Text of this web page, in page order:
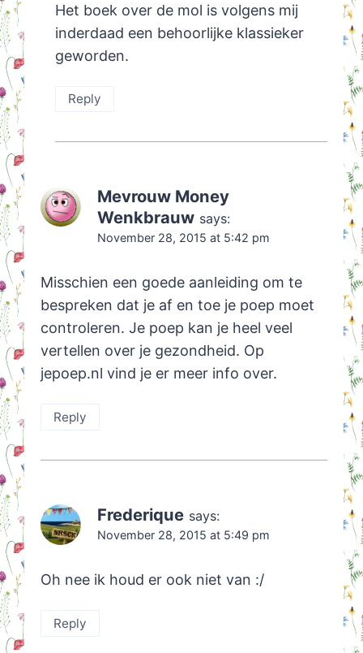
Het boek over de mol is volgens mij
inderdaad een behoorlijke klassieker
geworden.
Reply
Mevrouw Money
Wenkbrauw says:
November 28, 2015 at 5:42 pm
Misschien een goede aanleiding om te
bespreken dat je af en toe je poep moet
controleren. Je poep kan je heel veel
vertellen over je gezondheid. Op
jepoep.nl vind je er meer info over.
Reply
Frederique says:
November 28, 2015 at 5:49 pm
Oh nee ik houd er ook niet van :/
Reply